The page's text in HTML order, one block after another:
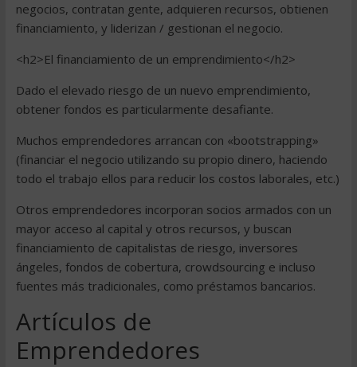
negocios, contratan gente, adquieren recursos, obtienen
financiamiento, y liderizan / gestionan el negocio.
<h2>El financiamiento de un emprendimiento</h2>
Dado el elevado riesgo de un nuevo emprendimiento,
obtener fondos es particularmente desafiante.
Muchos emprendedores arrancan con «bootstrapping»
(financiar el negocio utilizando su propio dinero, haciendo
todo el trabajo ellos para reducir los costos laborales, etc.)
Otros emprendedores incorporan socios armados con un
mayor acceso al capital y otros recursos, y buscan
financiamiento de capitalistas de riesgo, inversores
ángeles, fondos de cobertura, crowdsourcing e incluso
fuentes más tradicionales, como préstamos bancarios.
Artículos de
Emprendedores